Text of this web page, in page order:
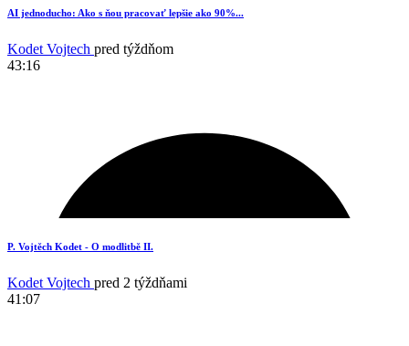
18
AI jednoducho: Ako s ňou pracovať lepšie ako 90%...
Kodet Vojtech pred týždňom
43:16
P. Vojtěch Kodet - O modlitbě II.
Kodet Vojtech pred 2 týždňami
41:07